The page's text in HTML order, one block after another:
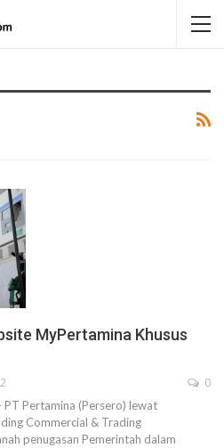
MyPertamina Khusus
0
PT Pertamina (Persero) lewat
Commercial & Trading
penugasan Pemerintah dalam